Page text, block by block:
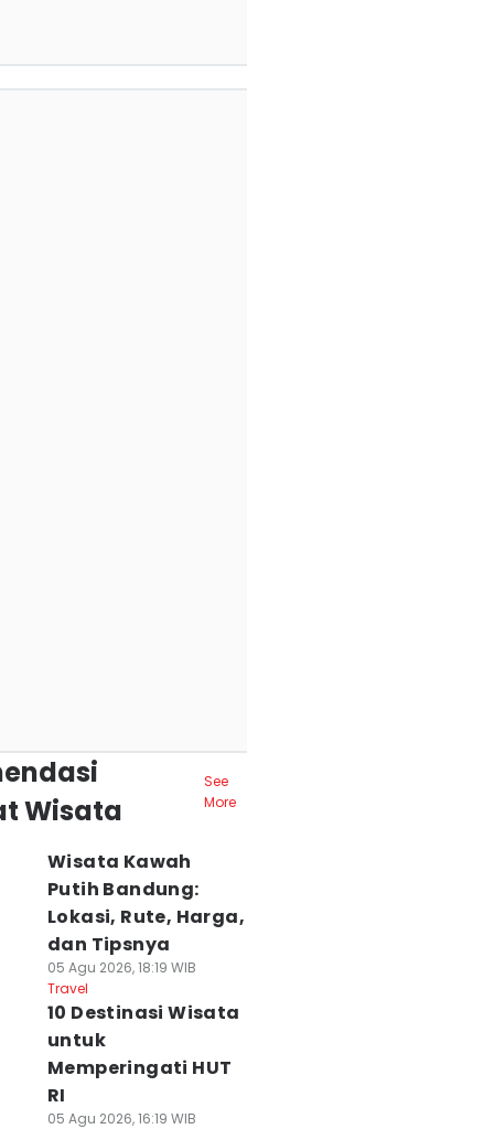
Wisata
See
More
Wisata Kawah
Putih Bandung:
Lokasi, Rute, Harga,
dan Tipsnya
05 Agu 2026, 18:19 WIB
Travel
10 Destinasi Wisata
untuk
Memperingati HUT
RI
05 Agu 2026, 16:19 WIB